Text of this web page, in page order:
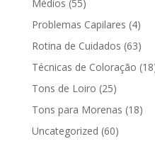
Médios (55)
Problemas Capilares (4)
Rotina de Cuidados (63)
Técnicas de Coloração
Tons de Loiro (25)
Tons para Morenas (18)
Uncategorized (60)